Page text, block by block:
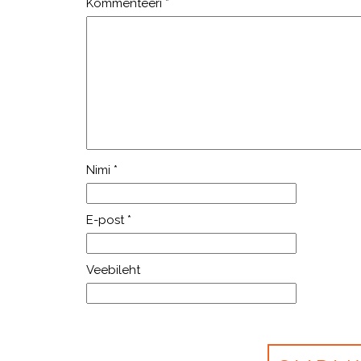
Kommenteeri *
Nimi *
E-post *
Veebileht